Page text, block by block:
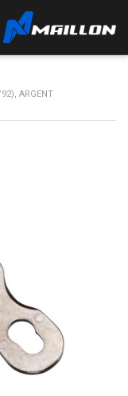
ARGENT